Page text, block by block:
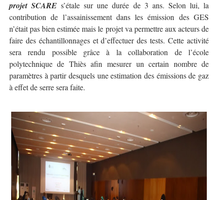
projet SCARE s’étale sur une durée de 3 ans. Selon lui, la
contribution de l’assainissement dans les émission des GES
n’était pas bien estimée mais le projet va permettre aux acteurs de
faire des échantillonnages et d’effectuer des tests. Cette activité
sera rendu possible grâce à la collaboration de l’école
polytechnique de Thiès afin mesurer un certain nombre de
paramètres à partir desquels une estimation des émissions de gaz
à effet de serre sera faite.